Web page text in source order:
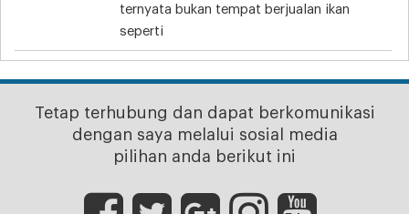
ternyata bukan tempat berjualan ikan
seperti
Tetap terhubung dan dapat berkomunikasi
dengan saya melalui sosial media
pilihan anda berikut ini